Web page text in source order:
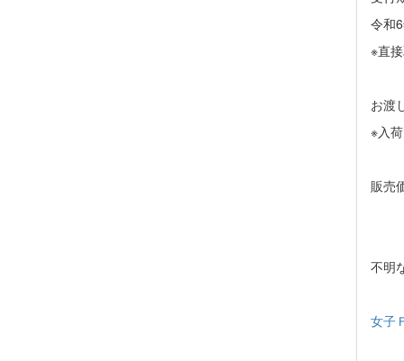
令和
※直
お渡
※入
販売
不明
女子